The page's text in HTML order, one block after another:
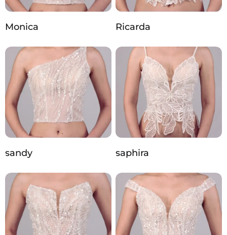
Monica Ricarda
sandy saphira